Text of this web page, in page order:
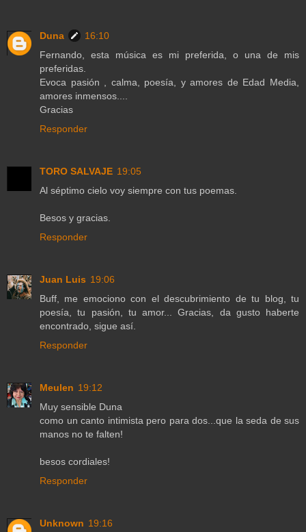
Duna
16:10
Fernando, esta música es mi preferida, o una de mis
preferidas.
Evoca pasión , calma, poesía, y amores de Edad Media,
amores inmensos....
Gracias
Responder
TORO SALVAJE 19:05
Al séptimo cielo voy siempre con tus poemas.
Besos y gracias.
Responder
Juan Luis 19:06
Buff, me emociono con el descubrimiento de tu blog, tu
poesía, tu pasión, tu amor... Gracias, da gusto haberte
encontrado, sigue así.
Responder
Meulen 19:12
Muy sensible Duna
como un canto intimista pero para dos...que la seda de sus
manos no te falten!
besos cordiales!
Responder
Unknown 19:16